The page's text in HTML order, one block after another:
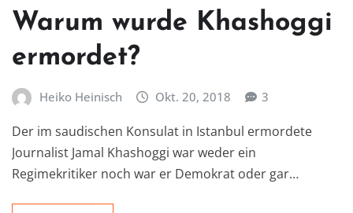
Warum wurde Khashoggi
ermordet?
Heiko Heinisch Okt. 20, 2018 3
Der im saudischen Konsulat in Istanbul ermordete
Journalist Jamal Khashoggi war weder ein
Regimekritiker noch war er Demokrat oder gar…